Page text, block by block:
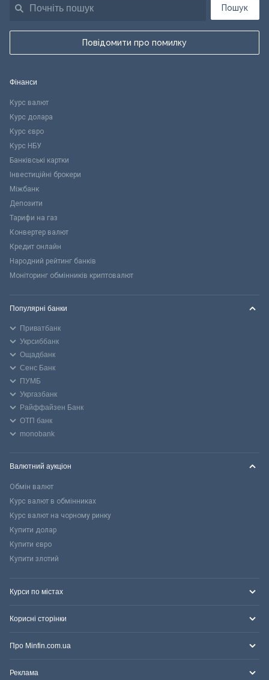
Пошук
Повідомити про помилку
Фінанси
Курс валют
Курс долара
Курс євро
Курс НБУ
Банківські картки
Інвестиційні брокери
Міжбанк
Депозити
Тарифи на газ
Конвертер валют
Кредит онлайн
Народний рейтинг банків
Моніторинг обмінників криптовалют
Популярні банки
Приватбанк
Укрсиббанк
Ощадбанк
Сенс Банк
ПУМБ
Укргазбанк
Райффайзен Банк
ОТП банк
monobank
Валютний аукціон
Обмін валют
Курс валют в обмінниках
Курс валют на чорному ринку
Купити долар
Купити євро
Купити злотий
Курси по містах
Корисні сторінки
Про Minfin.com.ua
Реклама